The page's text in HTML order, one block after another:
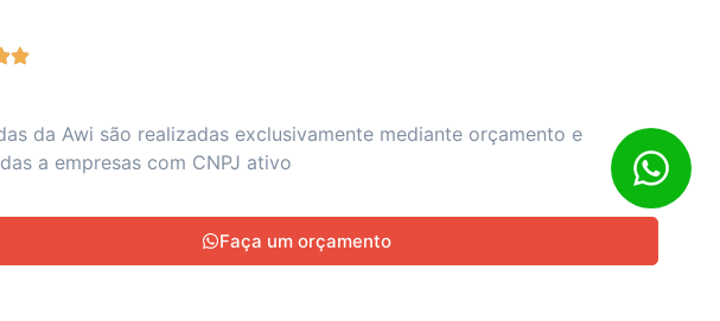
da Awi são realizadas exclusivamente mediante orçamento e
a empresas com CNPJ ativo
Faça um orçamento